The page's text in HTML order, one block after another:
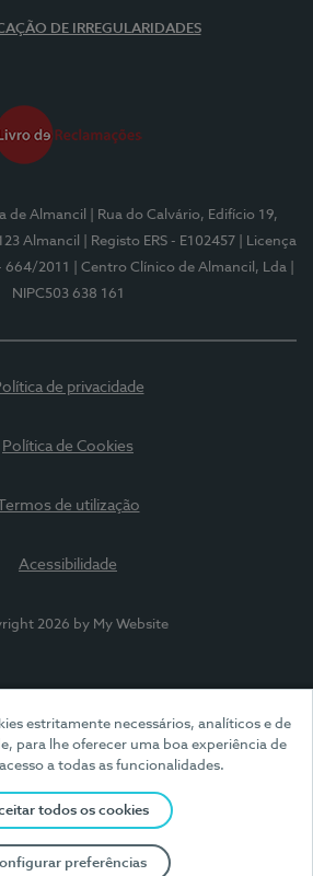
estritamente necessários, analíticos e de
para lhe oferecer uma boa experiência de
a todas as funcionalidades.
todos os cookies
preferências
DE IRREGULARIDADES
de Almancil
| Rua do Calvário, Edifício 19,
Almancil
| Registo ERS - E102457
| Licença
664/2011
| Centro Clínico de Almancil, Lda
NIPC503 638 161
de privacidade
Política de Cookies
Termos de utilização
Acessibilidade
2026 by My Website